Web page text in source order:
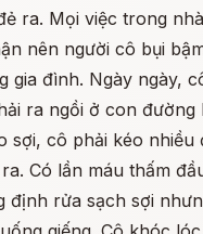
ra. Mọi việc trong
nên người cô bụi
gia đình. Ngày ngày,
ra ngồi ở con đường
sợi, cô phải kéo nhiều
Có lần máu thấm
định rửa sạch sợi